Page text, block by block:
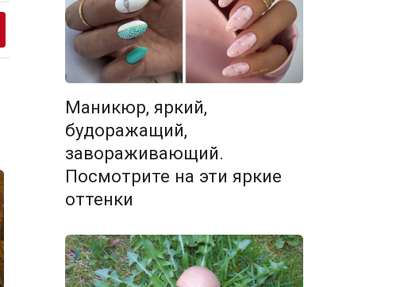
Маникюр, яркий,
будоражащий,
завораживающий.
Посмотрите на эти яркие
оттенки